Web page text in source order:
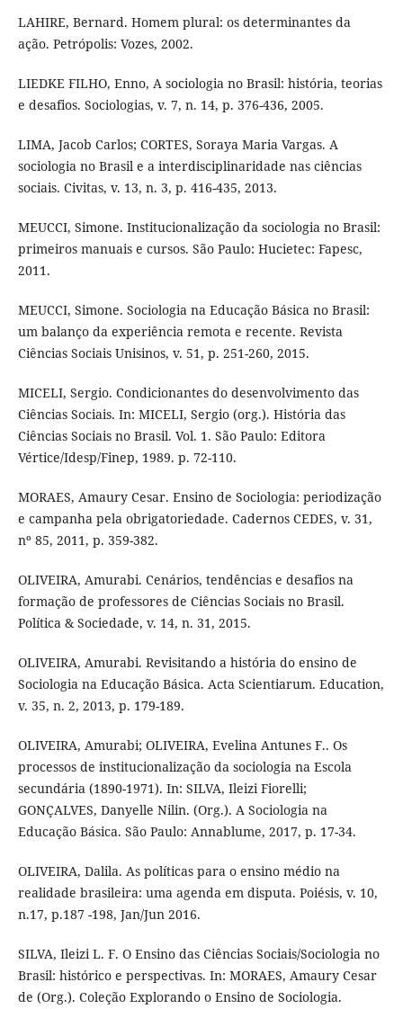
LAHIRE, Bernard. Homem plural: os determinantes da
ação. Petrópolis: Vozes, 2002.
LIEDKE FILHO, Enno, A sociologia no Brasil: história, teorias
e desafios. Sociologias, v. 7, n. 14, p. 376-436, 2005.
LIMA, Jacob Carlos; CORTES, Soraya Maria Vargas. A
sociologia no Brasil e a interdisciplinaridade nas ciências
sociais. Civitas, v. 13, n. 3, p. 416-435, 2013.
MEUCCI, Simone. Institucionalização da sociologia no Brasil:
primeiros manuais e cursos. São Paulo: Hucietec: Fapesc,
2011.
MEUCCI, Simone. Sociologia na Educação Básica no Brasil:
um balanço da experiência remota e recente. Revista
Ciências Sociais Unisinos, v. 51, p. 251-260, 2015.
MICELI, Sergio. Condicionantes do desenvolvimento das
Ciências Sociais. In: MICELI, Sergio (org.). História das
Ciências Sociais no Brasil. Vol. 1. São Paulo: Editora
Vértice/Idesp/Finep, 1989. p. 72-110.
MORAES, Amaury Cesar. Ensino de Sociologia: periodização
e campanha pela obrigatoriedade. Cadernos CEDES, v. 31,
nº 85, 2011, p. 359-382.
OLIVEIRA, Amurabi. Cenários, tendências e desafios na
formação de professores de Ciências Sociais no Brasil.
Política & Sociedade, v. 14, n. 31, 2015.
OLIVEIRA, Amurabi. Revisitando a história do ensino de
Sociologia na Educação Básica. Acta Scientiarum. Education,
v. 35, n. 2, 2013, p. 179-189.
OLIVEIRA, Amurabi; OLIVEIRA, Evelina Antunes F.. Os
processos de institucionalização da sociologia na Escola
secundária (1890-1971). In: SILVA, Ileizi Fiorelli;
GONÇALVES, Danyelle Nilin. (Org.). A Sociologia na
Educação Básica. São Paulo: Annablume, 2017, p. 17-34.
OLIVEIRA, Dalila. As políticas para o ensino médio na
realidade brasileira: uma agenda em disputa. Poiésis, v. 10,
n.17, p.187 -198, Jan/Jun 2016.
SILVA, Ileizi L. F. O Ensino das Ciências Sociais/Sociologia no
Brasil: histórico e perspectivas. In: MORAES, Amaury Cesar
de (Org.). Coleção Explorando o Ensino de Sociologia.